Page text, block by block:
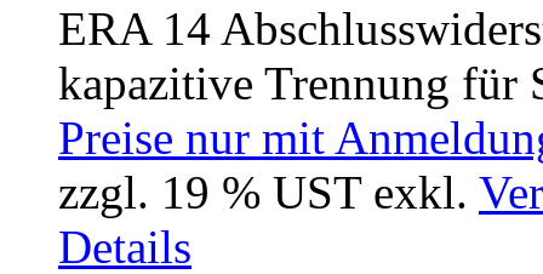
ERA 14
kapazitive Trennung für
Preise nur mit
zzgl. 19 % UST exkl.
Details